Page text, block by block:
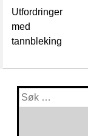
Utfordringer
med
tannbleking